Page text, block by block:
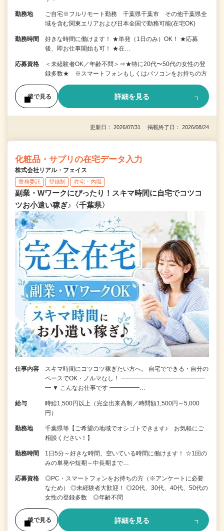
勤務地
ご自宅※フルリモート勤務 千葉県千葉市 その他千葉県全
域を含む関東エリアおよび日本全国で勤務可能(在宅OK)
勤務時間
好きな時間に働けます！ ★単発（1日のみ）OK！ ★応募
後、即お仕事開始も可！ ★在…
応募資格
＜未経験者OK／年齢不問＞⇒★特に20代〜50代の女性の登
録多数★ ※スマートフォンもしくはパソコンをお持ちの方
後で見る 詳細を見る
更新日： 2026/07/31 掲載終了日： 2026/08/24
化粧品・サプリの在宅データ入力
株式会社リアル・フェイス
業務委託 登録制 在宅・内職
副業・Wワークにぴったり！スキマ時間に自宅でコツコ
ツお小遣い稼ぎ♪〈千葉県〉
仕事内容
スキマ時間にコツコツ稼ぎたい方へ。 自宅でできる・自分の
ペースでOK・ノルマなし！ ━━━━━━━━━━━━━━
━ ▼ こんなお仕事です ━━━━━…
給与
時給1,500円以上（完全出来高制／時間額1,500円～5,000
円）
勤務地
千葉県等【ご希望の地域でオシゴトできます♪ お気軽にご
相談ください！】
勤務時間
1日5分～好きな時間、空いている時間に働けます！ ☆1回の
みの単発や短期～中長期まで…
応募資格
◎PC・スマートフォンをお持ちの方（※アンケートに必要
なため） ◎未経験者大歓迎！ ◎20代、30代、40代、50代の
女性の登録多数 ◎年齢不問
後で見る 詳細を見る